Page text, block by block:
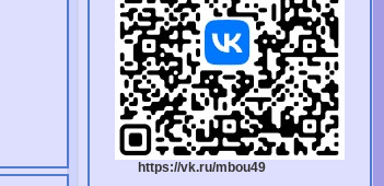
https://vk.ru/mbou49